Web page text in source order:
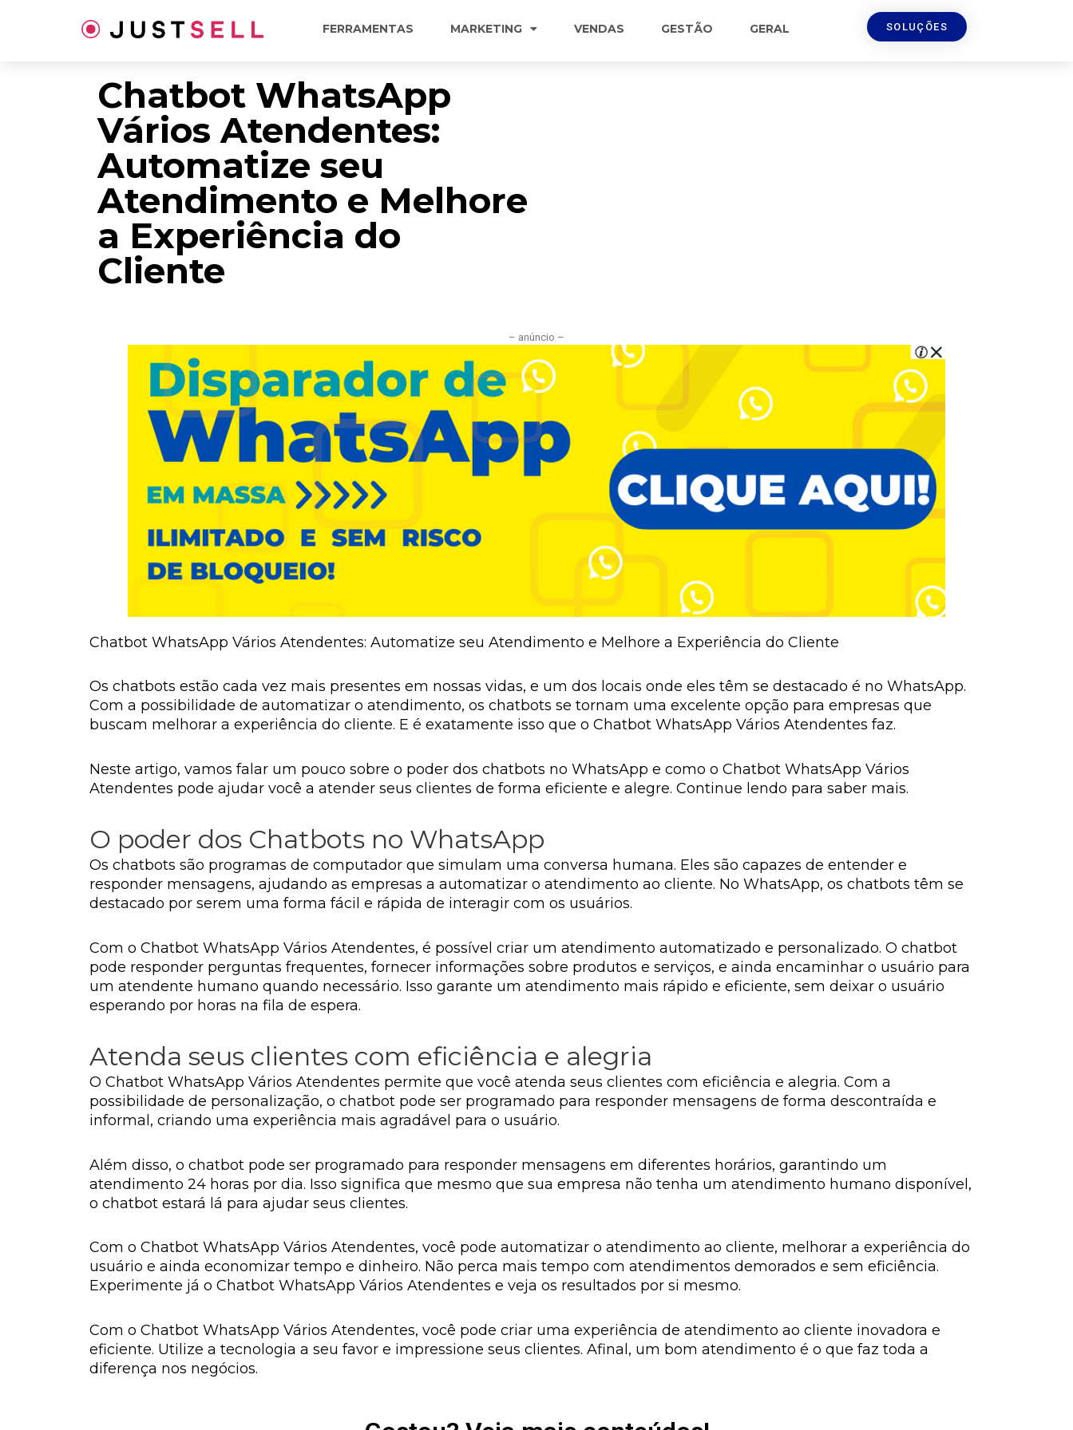
FERRAMENTAS MARKETING VENDAS GESTÃO GERAL SOLUÇÕES
Chatbot WhatsApp
Vários Atendentes:
Automatize seu
Atendimento e Melhore
a Experiência do
Cliente
– anúncio –
Chatbot WhatsApp Vários Atendentes: Automatize seu Atendimento e Melhore a Experiência do Cliente
Os chatbots estão cada vez mais presentes em nossas vidas, e um dos locais onde eles têm se destacado é no WhatsApp.
Com a possibilidade de automatizar o atendimento, os chatbots se tornam uma excelente opção para empresas que
buscam melhorar a experiência do cliente. E é exatamente isso que o Chatbot WhatsApp Vários Atendentes faz.
Neste artigo, vamos falar um pouco sobre o poder dos chatbots no WhatsApp e como o Chatbot WhatsApp Vários
Atendentes pode ajudar você a atender seus clientes de forma eficiente e alegre. Continue lendo para saber mais.
O poder dos Chatbots no WhatsApp
Os chatbots são programas de computador que simulam uma conversa humana. Eles são capazes de entender e
responder mensagens, ajudando as empresas a automatizar o atendimento ao cliente. No WhatsApp, os chatbots têm se
destacado por serem uma forma fácil e rápida de interagir com os usuários.
Com o Chatbot WhatsApp Vários Atendentes, é possível criar um atendimento automatizado e personalizado. O chatbot
pode responder perguntas frequentes, fornecer informações sobre produtos e serviços, e ainda encaminhar o usuário para
um atendente humano quando necessário. Isso garante um atendimento mais rápido e eficiente, sem deixar o usuário
esperando por horas na fila de espera.
Atenda seus clientes com eficiência e alegria
O Chatbot WhatsApp Vários Atendentes permite que você atenda seus clientes com eficiência e alegria. Com a
possibilidade de personalização, o chatbot pode ser programado para responder mensagens de forma descontraída e
informal, criando uma experiência mais agradável para o usuário.
Além disso, o chatbot pode ser programado para responder mensagens em diferentes horários, garantindo um
atendimento 24 horas por dia. Isso significa que mesmo que sua empresa não tenha um atendimento humano disponível,
o chatbot estará lá para ajudar seus clientes.
Com o Chatbot WhatsApp Vários Atendentes, você pode automatizar o atendimento ao cliente, melhorar a experiência do
usuário e ainda economizar tempo e dinheiro. Não perca mais tempo com atendimentos demorados e sem eficiência.
Experimente já o Chatbot WhatsApp Vários Atendentes e veja os resultados por si mesmo.
Com o Chatbot WhatsApp Vários Atendentes, você pode criar uma experiência de atendimento ao cliente inovadora e
eficiente. Utilize a tecnologia a seu favor e impressione seus clientes. Afinal, um bom atendimento é o que faz toda a
diferença nos negócios.